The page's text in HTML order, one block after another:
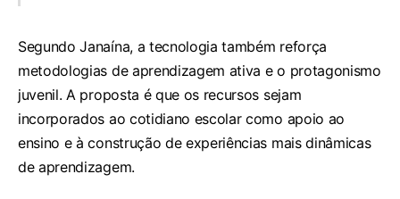
Segundo Janaína, a tecnologia também reforça
metodologias de aprendizagem ativa e o protagonismo
juvenil. A proposta é que os recursos sejam
incorporados ao cotidiano escolar como apoio ao
ensino e à construção de experiências mais dinâmicas
de aprendizagem.